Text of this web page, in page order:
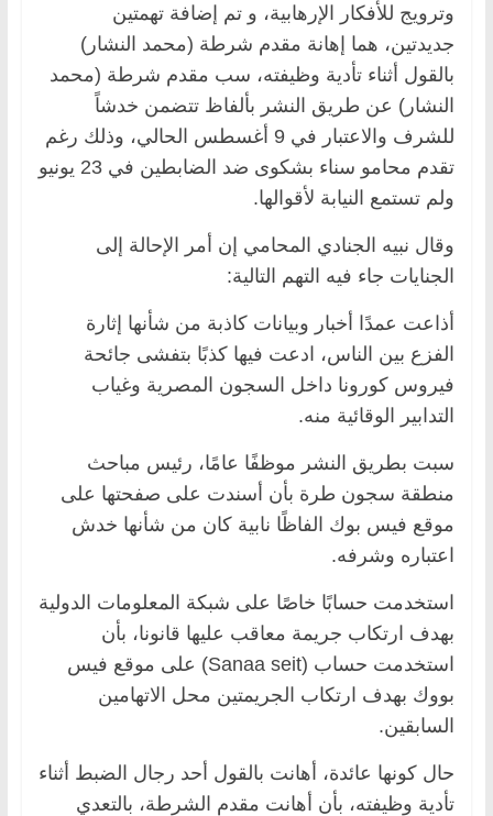
وترويج للأفكار الإرهابية، و تم إضافة تهمتين
جديدتين، هما إهانة مقدم شرطة (محمد النشار)
بالقول أثناء تأدية وظيفته، سب مقدم شرطة (محمد
النشار) عن طريق النشر بألفاظ تتضمن خدشاً
للشرف والاعتبار في 9 أغسطس الحالي، وذلك رغم
تقدم محامو سناء بشكوى ضد الضابطين في 23 يونيو
ولم تستمع النيابة لأقوالها.
وقال نبيه الجنادي المحامي إن أمر الإحالة إلى
الجنايات جاء فيه التهم التالية:
أذاعت عمدًا أخبار وبيانات كاذبة من شأنها إثارة
الفزع بين الناس، ادعت فيها كذبًا بتفشى جائحة
فيروس كورونا داخل السجون المصرية وغياب
التدابير الوقائية منه.
سبت بطريق النشر موظفًا عامًا، رئيس مباحث
منطقة سجون طرة بأن أسندت على صفحتها على
موقع فيس بوك الفاظًا نابية كان من شأنها خدش
اعتباره وشرفه.
استخدمت حسابًا خاصًا على شبكة المعلومات الدولية
بهدف ارتكاب جريمة معاقب عليها قانونا، بأن
استخدمت حساب (Sanaa seit) على موقع فيس
بووك بهدف ارتكاب الجريمتين محل الاتهامين
السابقين.
حال كونها عائدة، أهانت بالقول أحد رجال الضبط أثناء
تأدية وظيفته، بأن أهانت مقدم الشرطة، بالتعدي